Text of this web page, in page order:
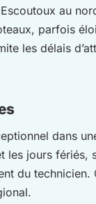
au
parfois
les délais
dans
jours fériés,
du